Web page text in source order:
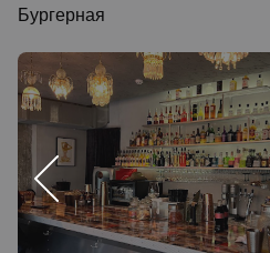
Бургерная